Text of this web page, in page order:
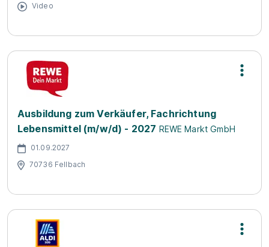
Video
Ausbildung zum Verkäufer, Fachrichtung
Lebensmittel (m/w/d) - 2027 REWE Markt GmbH
01.09.2027
70736 Fellbach